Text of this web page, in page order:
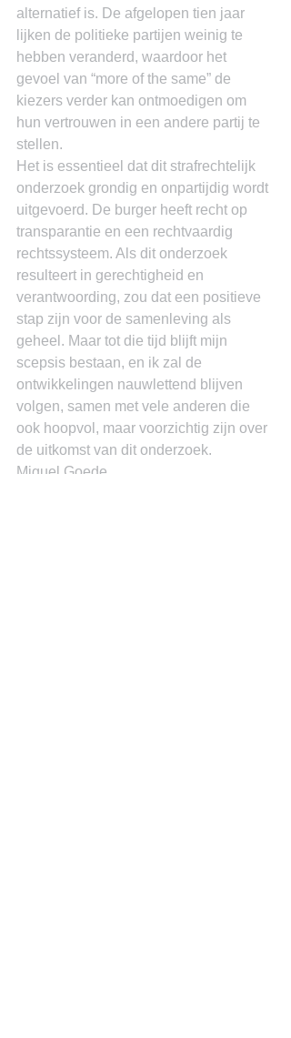
alternatief is. De afgelopen tien jaar
lijken de politieke partijen weinig te
hebben veranderd, waardoor het
gevoel van “more of the same” de
kiezers verder kan ontmoedigen om
hun vertrouwen in een andere partij te
stellen.
Het is essentieel dat dit strafrechtelijk
onderzoek grondig en onpartijdig wordt
uitgevoerd. De burger heeft recht op
transparantie en een rechtvaardig
rechtssysteem. Als dit onderzoek
resulteert in gerechtigheid en
verantwoording, zou dat een positieve
stap zijn voor de samenleving als
geheel. Maar tot die tijd blijft mijn
scepsis bestaan, en ik zal de
ontwikkelingen nauwlettend blijven
volgen, samen met vele anderen die
ook hoopvol, maar voorzichtig zijn over
de uitkomst van dit onderzoek.
Miguel Goede